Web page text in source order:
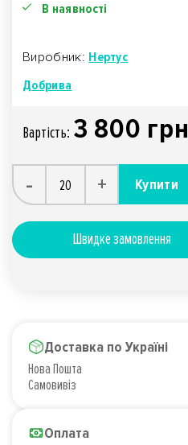
В наявності
Виробник: Нертус
Добрива
Вартiсть: 3 800 грн
- + Купити
Швидке замовлення
Доставка по Україні
Нова Пошта
Самовивіз
Оплата